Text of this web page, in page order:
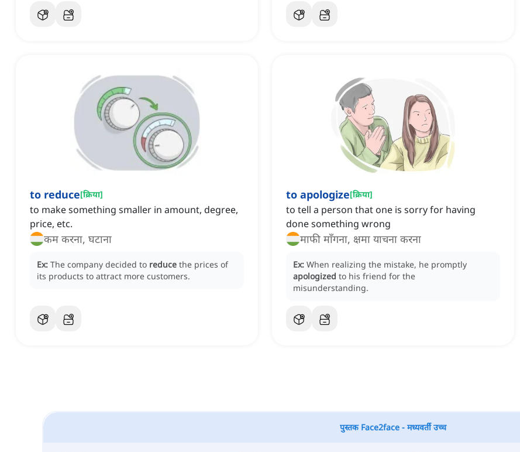
to reduce[क्रिया]
to make something smaller in amount, degree,
price, etc.
कम करना, घटाना
Ex: The company decided to reduce the prices of
its products to attract more customers.
to apologize[क्रिया]
to tell a person that one is sorry for having
done something wrong
माफी माँगना, क्षमा याचना करना
Ex: When realizing the mistake, he promptly
apologized to his friend for the
misunderstanding.
पुस्तक Face2face - मध्यवर्ती उच्च